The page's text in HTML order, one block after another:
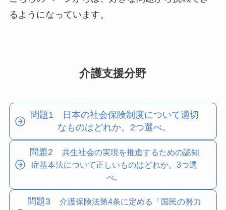
るようになっています。
介護支援分野
問題1 日本の社会保険制度について適切
なものはどれか。2つ選べ。
問題2 共生社会の実現を推進するための認知
症基本法について正しいものはどれか。3つ選
べ。
問題3介護保険法第4条に定める「国民の努力